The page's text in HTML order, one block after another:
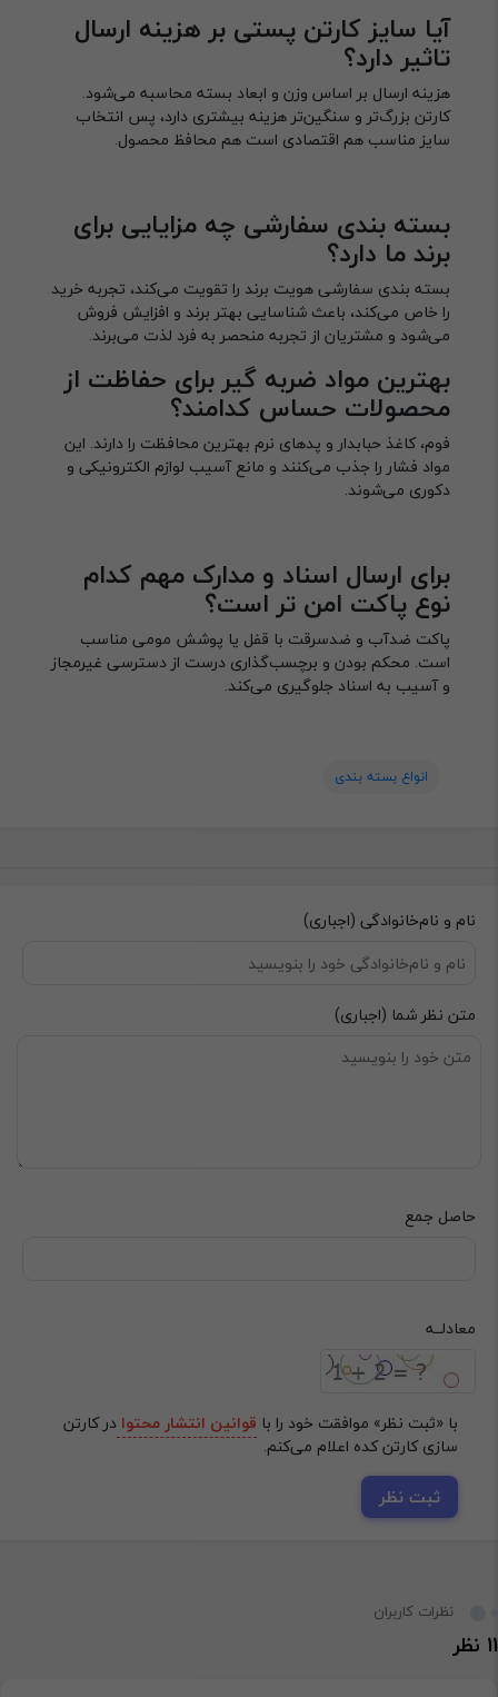
آیا سایز کارتن پستی بر هزینه ارسال
تاثیر دارد؟
هزینه ارسال بر اساس وزن و ابعاد بسته محاسبه می‌شود.
کارتن بزرگ‌تر و سنگین‌تر هزینه بیشتری دارد، پس انتخاب
سایز مناسب هم اقتصادی است هم محافظ محصول.
بسته بندی سفارشی چه مزایایی برای
برند ما دارد؟
بسته بندی سفارشی هویت برند را تقویت می‌کند، تجربه خرید
را خاص می‌کند، باعث شناسایی بهتر برند و افزایش فروش
می‌شود و مشتریان از تجربه منحصر به فرد لذت می‌برند.
بهترین مواد ضربه گیر برای حفاظت از
محصولات حساس کدامند؟
فوم، کاغذ حبابدار و پدهای نرم بهترین محافظت را دارند. این
مواد فشار را جذب می‌کنند و مانع آسیب لوازم الکترونیکی و
دکوری می‌شوند.
برای ارسال اسناد و مدارک مهم کدام
نوع پاکت امن تر است؟
پاکت ضدآب و ضدسرقت با قفل یا پوشش مومی مناسب
است. محکم بودن و برچسب‌گذاری درست از دسترسی غیرمجاز
و آسیب به اسناد جلوگیری می‌کند.
انواع بسته بندی
نام و نام‌خانوادگی (اجباری)
متن نظر شما (اجباری)
حاصل جمع
‌معادلــه
با «ثبت نظر» موافقت خود را با قوانین انتشار محتوا در کارتن
سازی کارتن کده اعلام می‌کنم.
ثبت نظر
نظرات کاربران
11 نظر